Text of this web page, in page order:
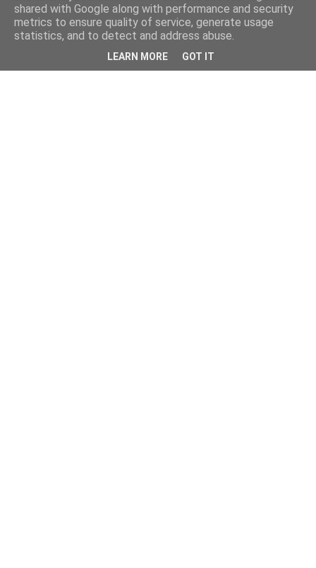
shared with Google along with performance and security
metrics to ensure quality of service, generate usage
statistics, and to detect and address abuse.
LEARN MORE GOT IT